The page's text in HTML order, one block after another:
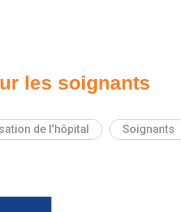
les soignants
de l'hôpital
Soignants